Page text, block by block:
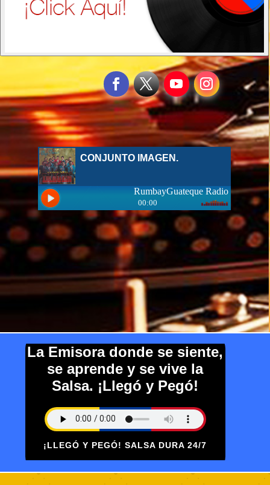
La Emisora donde se siente,
se aprende y se vive la
Salsa. ¡Llegó y Pegó!
¡LLEGÓ Y PEGÓ! SALSA DURA 24/7